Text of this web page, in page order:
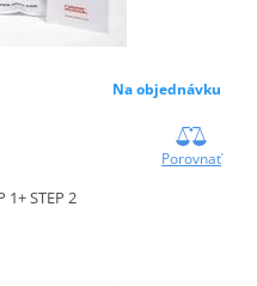
Na objednávku
Porovnať
1+ STEP 2